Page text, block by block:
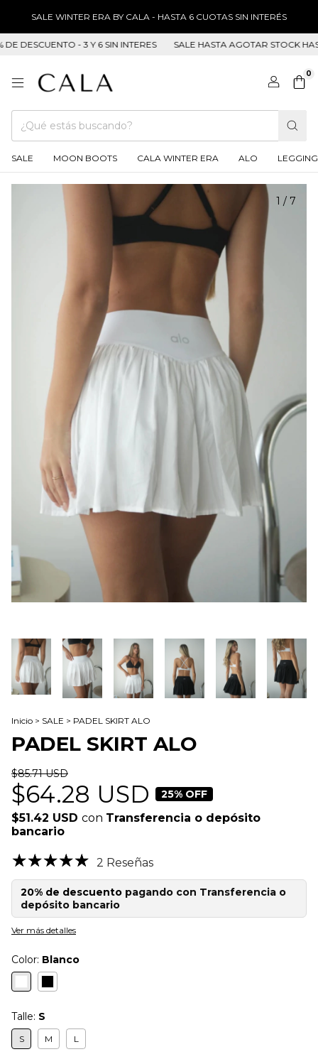
SALE WINTER ERA BY CALA - HASTA 6 CUOTAS SIN INTERÉS
- 3 Y 6 SIN INTERES SALE HASTA AGOTAR STOCK
0
SALE MOON BOOTS CALA WINTER ERA ALO LEGGING
1 / 7
Inicio > SALE > PADEL SKIRT ALO
PADEL SKIRT ALO
$85.71 USD
$64.28 USD 25% OFF
$51.42 USD con Transferencia o depósito
bancario
2 Reseñas
20% de descuento pagando con Transferencia o
depósito bancario
Ver más detalles
Color: Blanco
Talle: S
S M L